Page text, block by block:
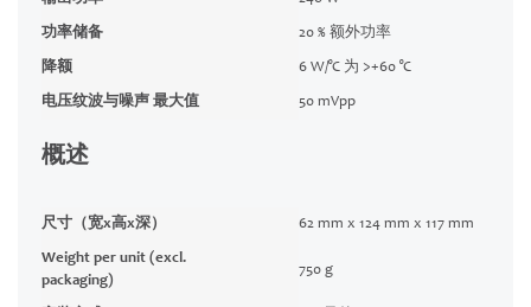
功率储备 20 % 额外功率
降额 6 W/°C 为 >+60 °C
电压纹波与噪声 最大值 50 mVpp
概述
尺寸（宽x高x深） 62 mm x 124 mm x 117 mm
Weight per unit (excl.
packaging)
750 g